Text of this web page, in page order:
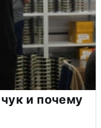
и почему